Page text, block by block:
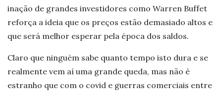
inação de grandes investidores como Warren Buffet
reforça a ideia que os preços estão demasiado altos e
que será melhor esperar pela época dos saldos.
Claro que ninguém sabe quanto tempo isto dura e se
realmente vem aí uma grande queda, mas não é
estranho que com o covid e guerras comerciais entre